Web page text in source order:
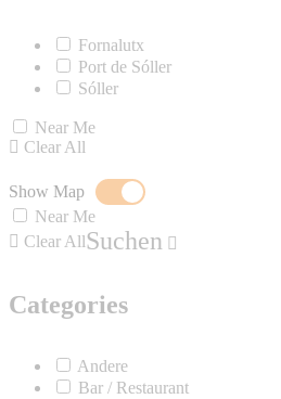
Fornalutx
Port de Sóller
Sóller
Near Me
Clear All
Show Map
Near Me
Clear AllSuchen
Categories
Andere
Bar / Restaurant